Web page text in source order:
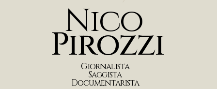
Nico
Giornalista
Saggista
Documentarista
Pirozzi